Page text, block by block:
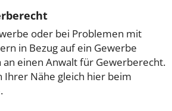
oder bei Problemen mit
in Bezug auf ein Gewerbe
an einen Anwalt für Gewerberecht.
Ihrer Nähe gleich hier beim